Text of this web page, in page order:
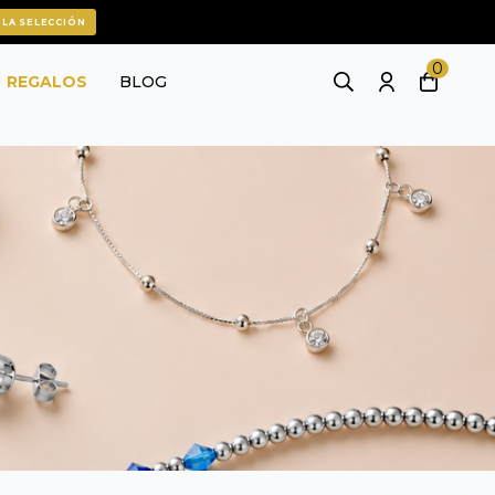
SELECCIÓN
REGALOS BLOG
0